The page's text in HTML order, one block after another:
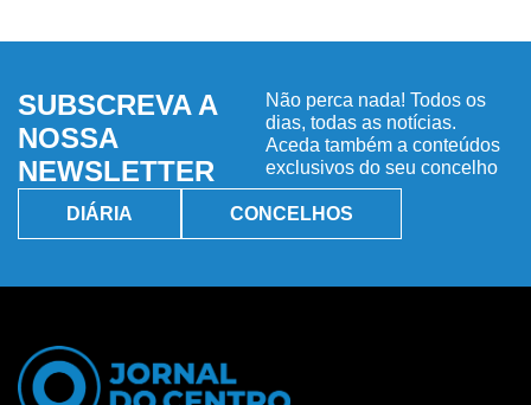
SUBSCREVA A
NOSSA
NEWSLETTER
Não perca nada! Todos os
dias, todas as notícias.
Aceda também a conteúdos
exclusivos do seu concelho
DIÁRIA CONCELHOS